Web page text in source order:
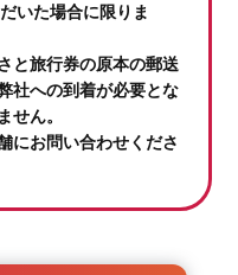
いた場合に限りま
と旅行券の原本の郵送
社への到着が必要とな
せん。
にお問い合わせくださ